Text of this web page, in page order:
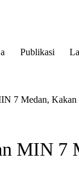
Publikasi
7 Medan,
MIN 7